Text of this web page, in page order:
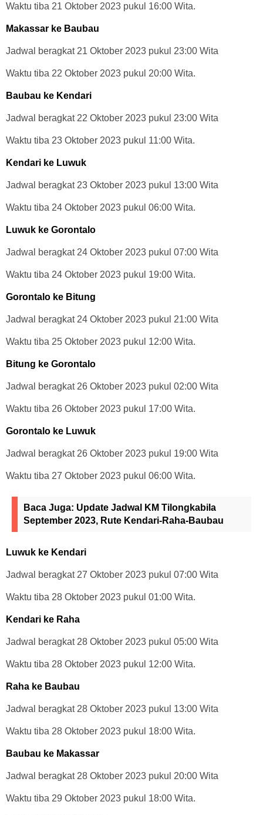
Waktu tiba 21 Oktober 2023 pukul 16:00 Wita.
Makassar ke Baubau
Jadwal beragkat 21 Oktober 2023 pukul 23:00 Wita
Waktu tiba 22 Oktober 2023 pukul 20:00 Wita.
Baubau ke Kendari
Jadwal beragkat 22 Oktober 2023 pukul 23:00 Wita
Waktu tiba 23 Oktober 2023 pukul 11:00 Wita.
Kendari ke Luwuk
Jadwal beragkat 23 Oktober 2023 pukul 13:00 Wita
Waktu tiba 24 Oktober 2023 pukul 06:00 Wita.
Luwuk ke Gorontalo
Jadwal beragkat 24 Oktober 2023 pukul 07:00 Wita
Waktu tiba 24 Oktober 2023 pukul 19:00 Wita.
Gorontalo ke Bitung
Jadwal beragkat 24 Oktober 2023 pukul 21:00 Wita
Waktu tiba 25 Oktober 2023 pukul 12:00 Wita.
Bitung ke Gorontalo
Jadwal beragkat 26 Oktober 2023 pukul 02:00 Wita
Waktu tiba 26 Oktober 2023 pukul 17:00 Wita.
Gorontalo ke Luwuk
Jadwal beragkat 26 Oktober 2023 pukul 19:00 Wita
Waktu tiba 27 Oktober 2023 pukul 06:00 Wita.
Baca Juga: Update Jadwal KM Tilongkabila
September 2023, Rute Kendari-Raha-Baubau
Luwuk ke Kendari
Jadwal beragkat 27 Oktober 2023 pukul 07:00 Wita
Waktu tiba 28 Oktober 2023 pukul 01:00 Wita.
Kendari ke Raha
Jadwal beragkat 28 Oktober 2023 pukul 05:00 Wita
Waktu tiba 28 Oktober 2023 pukul 12:00 Wita.
Raha ke Baubau
Jadwal beragkat 28 Oktober 2023 pukul 13:00 Wita
Waktu tiba 28 Oktober 2023 pukul 18:00 Wita.
Baubau ke Makassar
Jadwal beragkat 28 Oktober 2023 pukul 20:00 Wita
Waktu tiba 29 Oktober 2023 pukul 18:00 Wita.